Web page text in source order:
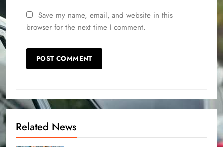
Save my name, email, and website in this
browser for the next time I comment.
Related News